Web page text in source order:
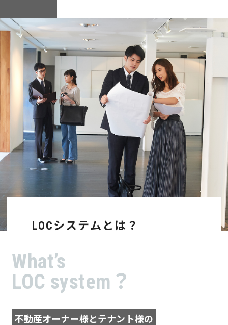
LOCシステムとは？
What’s
LOC system？
不動産オーナー様とテナント様の